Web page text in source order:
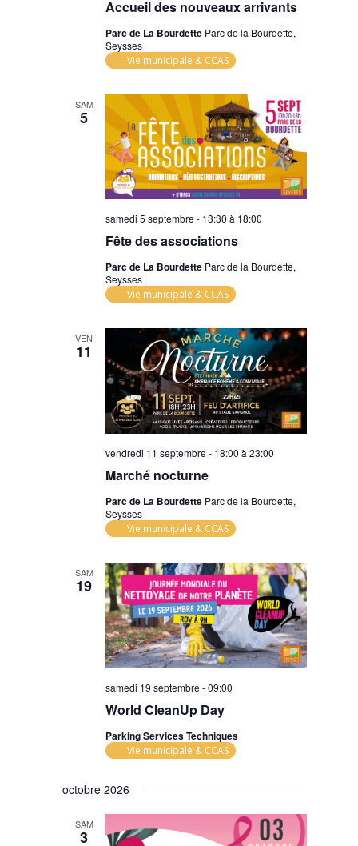
Accueil des nouveaux arrivants
Parc de La Bourdette Parc de la Bourdette,
Seysses
Vie municipale & CCAS
SAM
5
Fête des associations
samedi 5 septembre - 13:30 à 18:00
Parc de La Bourdette Parc de la Bourdette,
Seysses
Vie municipale & CCAS
VEN
11
Marché nocturne
vendredi 11 septembre - 18:00 à23:00
Parc de La Bourdette Parc de la Bourdette,
Seysses
Vie municipale & CCAS
SAM
19
World CleanUp Day
samedi 19 septembre - 09:00
Parking Services Techniques
Vie municipale & CCAS
octobre 2026
SAM
3